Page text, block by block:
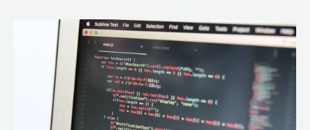
revolucionando
desenvolvimento